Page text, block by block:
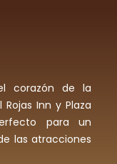
corazón de la
Inn y Plaza
para un
las atracciones